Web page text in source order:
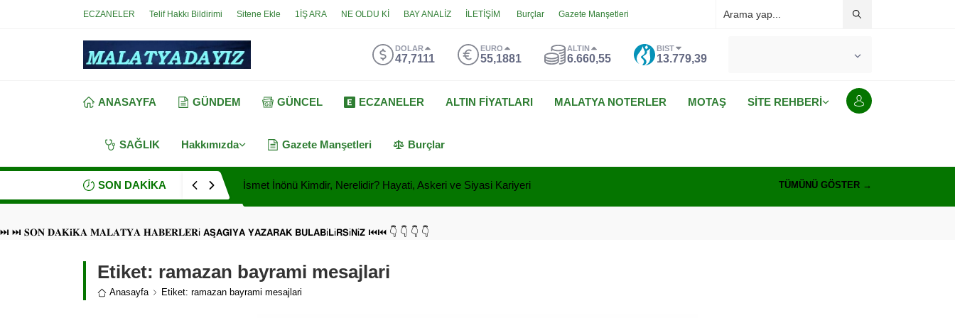
ECZANELER Telif Hakkı Bildirimi Sitene Ekle 1İŞ ARA NE OLDU Kİ BAY ANALİZ İLETİŞİM Burçlar Gazete Manşetleri
DOLAR
47,7111
EURO
55,1881
ALTIN
6.660,55
BIST
13.779,39
ANASAYFA GÜNDEM GÜNCEL ECZANELER ALTIN FİYATLARI MALATYA NOTERLER MOTAŞ SİTE REHBERİ
SAĞLIK Hakkımızda Gazete Manşetleri Burçlar
SON DAKİKA İsmet İnönü Kimdir, Nerelidir? Hayati, Askeri ve Siyasi Kariyeri TÜMÜNÜ GÖSTER →
⏭ ⏭ 𝐒𝐎𝐍 𝐃𝐀𝐊𝐢𝐊𝐀 𝐌𝐀𝐋𝐀𝐓𝐘𝐀 𝐇𝐀𝐁𝐄𝐑𝐋𝐄𝐑i 𝗔𝗦̧𝗔𝗚̆𝗜𝗬𝗔 𝗬𝗔𝗭𝗔𝗥𝗔𝗞 𝗕𝗨𝗟𝗔𝗕i𝗟i𝗥𝗦i𝗡i𝗭 ⏮⏮ 👇 👇 👇 👇
Etiket: ramazan bayrami mesajlari
Anasayfa Etiket: ramazan bayrami mesajlari